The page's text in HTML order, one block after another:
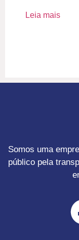
Leia mais
Somos uma
público pela